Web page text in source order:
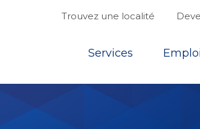
Trouvez une localité
Services